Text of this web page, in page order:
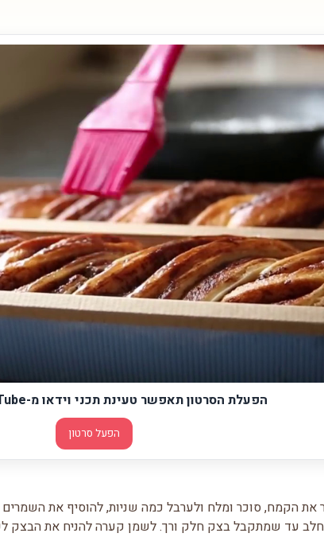
הפעלת הסרטון תאפשר טעינת תכני וידאו מ-YouTube באתר זה.
הפעל סרטון
את הקמח, סוכר ומלח ולערבל כמה שניות, להוסיף את
עד שמתקבל בצק חלק ורך. לשמן קערה להניח את הבצק